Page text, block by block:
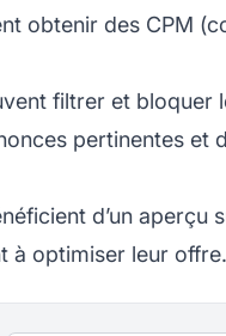
obtenir des CPM
filtrer et bloquer
pertinentes et
d’un aperçu
à optimiser leur offre.